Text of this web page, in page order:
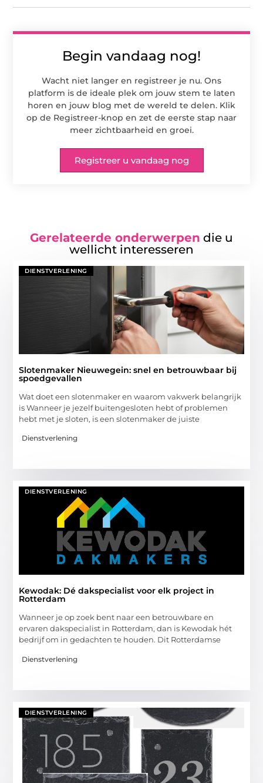
Begin vandaag nog!
Wacht niet langer en registreer je nu. Ons
platform is de ideale plek om jouw stem te laten
horen en jouw blog met de wereld te delen. Klik
op de Registreer-knop en zet de eerste stap naar
meer zichtbaarheid en groei.
Registreer u vandaag nog
Gerelateerde onderwerpen die u
wellicht interesseren
DIENSTVERLENING
Slotenmaker Nieuwegein: snel en betrouwbaar bij
spoedgevallen
Wat doet een slotenmaker en waarom vakwerk belangrijk
is Wanneer je jezelf buitengesloten hebt of problemen
hebt met je sloten, is een slotenmaker de juiste
Dienstverlening
DIENSTVERLENING
Kewodak: Dé dakspecialist voor elk project in
Rotterdam
Wanneer je op zoek bent naar een betrouwbare en
ervaren dakspecialist in Rotterdam, dan is Kewodak hét
bedrijf om in gedachten te houden. Dit Rotterdamse
Dienstverlening
DIENSTVERLENING